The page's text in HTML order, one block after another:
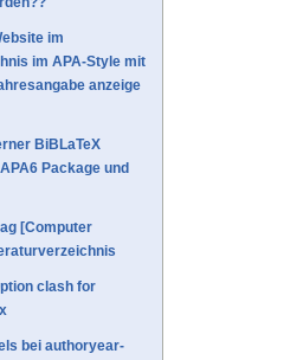
Mustermann, Max and
im
im APA-Style mit
anzeige
BiBLaTeX
Package und
[Computer
clash for
bei authoryear-